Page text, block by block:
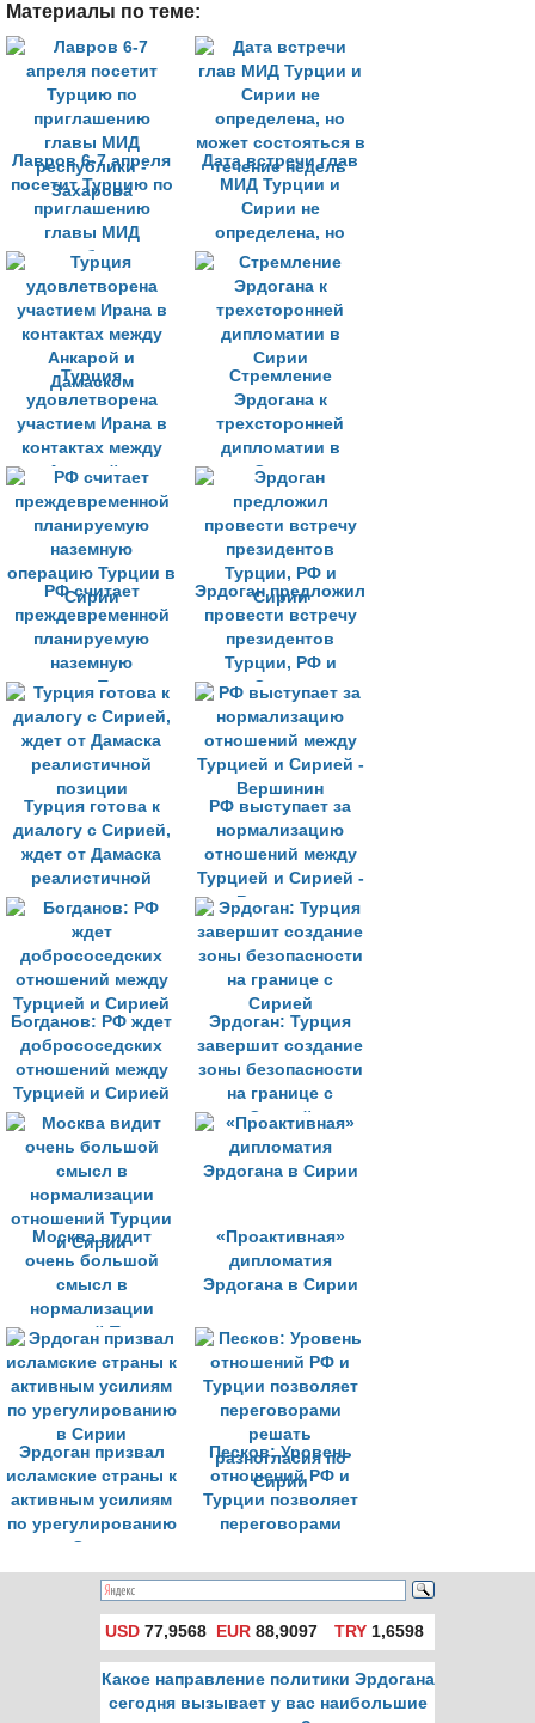
Материалы по теме:
Лавров 6-7 апреля
посетит Турцию по
приглашению
главы МИД
республики -
Захарова
Дата встречи глав
МИД Турции и
Сирии не
определена, но
может состояться в
течение недель
Турция
удовлетворена
участием Ирана в
контактах между
Анкарой и
Дамаском
Стремление
Эрдогана к
трехсторонней
дипломатии в
Сирии
РФ считает
преждевременной
планируемую
наземную
операцию Турции в
Сирии
Эрдоган предложил
провести встречу
президентов
Турции, РФ и
Сирии
Турция готова к
диалогу с Сирией,
ждет от Дамаска
реалистичной
позиции
РФ выступает за
нормализацию
отношений между
Турцией и Сирией -
Вершинин
Богданов: РФ ждет
добрососедских
отношений между
Турцией и Сирией
Эрдоган: Турция
завершит создание
зоны безопасности
на границе с
Сирией
Москва видит
очень большой
смысл в
нормализации
отношений Турции
и Сирии
«Проактивная»
дипломатия
Эрдогана в Сирии
Эрдоган призвал
исламские страны к
активным усилиям
по урегулированию
в Сирии
Песков: Уровень
отношений РФ и
Турции позволяет
переговорами
разногласия по
Сирии
USD 77,9568 EUR 88,9097 TRY1,6598
Какое направление политики Эрдогана
сегодня вызывает у вас наибольшие